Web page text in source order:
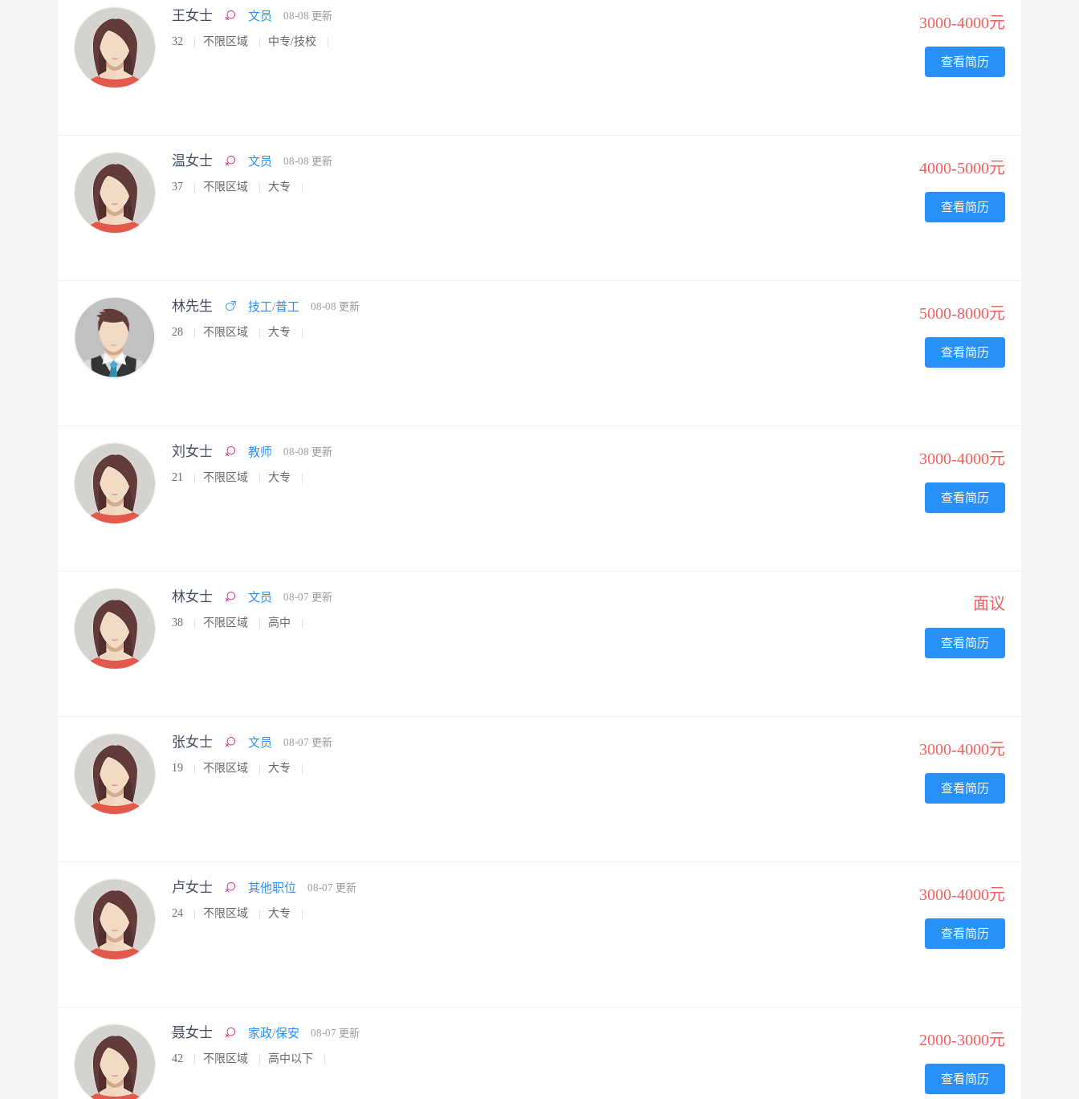
王女士 文员 08-08 更新
32 不限区域 中专/技校
3000-4000元
查看简历
温女士 文员 08-08 更新
37 不限区域 大专
4000-5000元
查看简历
林先生 技工/普工 08-08 更新
28 不限区域 大专
5000-8000元
查看简历
刘女士 教师 08-08 更新
21 不限区域 大专
3000-4000元
查看简历
林女士 文员 08-07 更新
38 不限区域 高中
面议
查看简历
张女士 文员 08-07 更新
19 不限区域 大专
3000-4000元
查看简历
卢女士 其他职位 08-07 更新
24 不限区域 大专
3000-4000元
查看简历
聂女士 家政/保安 08-07 更新
42 不限区域 高中以下
2000-3000元
查看简历